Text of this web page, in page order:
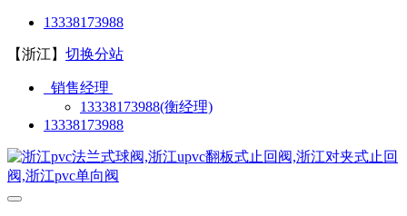
13338173988
【浙江】 切换分站
销售经理
13338173988(衡经理)
13338173988